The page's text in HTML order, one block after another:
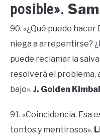
posible».
90. «¿Qué puede
niega a arrepentirse?
puede reclamar la
resolverá el problema,
bajo». J. Golden
91. «Coincidencia. Esa
tontos y mentirosos».